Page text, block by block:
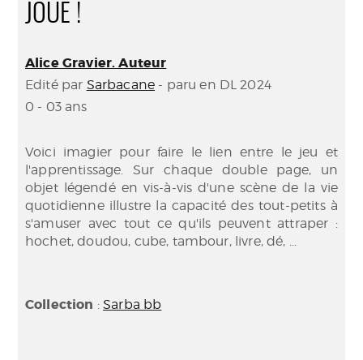
JOUE !
Alice Gravier. Auteur
Edité par Sarbacane - paru en DL 2024
0 - 03 ans
Voici imagier pour faire le lien entre le jeu et
l'apprentissage. Sur chaque double page, un
objet légendé en vis-à-vis d'une scène de la vie
quotidienne illustre la capacité des tout-petits à
s'amuser avec tout ce qu'ils peuvent attraper :
hochet, doudou, cube, tambour, livre, dé, ...
Collection :Sarba bb